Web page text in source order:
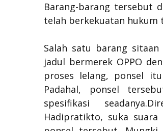
Barang-barang tersebut
telah berkekuatan hukum
Salah satu barang
jadul bermerek OPPO
proses lelang, ponsel
Padahal, ponsel
spesifikasi
Hadipratikto, suka